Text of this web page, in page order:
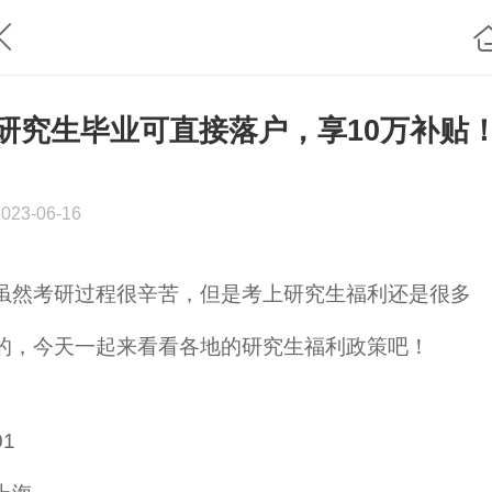
究生毕业可直接落户，享10万补贴
06-16
然考研过程很辛苦，但是考上研究生福利还是很多
，今天一起来看看各地的研究生福利政策吧！